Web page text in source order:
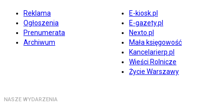
Reklama
Ogłoszenia
Prenumerata
Archiwum
E-kiosk.pl
E-gazety.pl
Nexto.pl
Mała księgowość
Kancelarierp.pl
Wieści Rolnicze
Życie Warszawy
NASZE WYDARZENIA